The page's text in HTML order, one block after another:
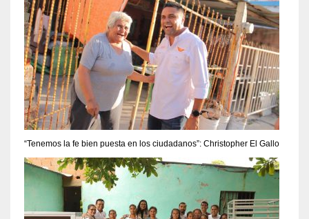
“Tenemos la fe bien puesta en los ciudadanos”: Christopher El Gallo